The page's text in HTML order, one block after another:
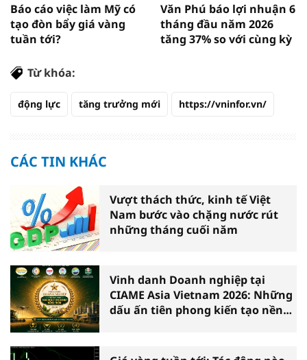
Báo cáo việc làm Mỹ có
tạo đòn bẩy giá vàng
tuần tới?
Văn Phú báo lợi nhuận 6
tháng đầu năm 2026
tăng 37% so với cùng kỳ
Từ khóa:
động lực tăng trưởng mới https://vninfor.vn/
CÁC TIN KHÁC
Vượt thách thức, kinh tế Việt
Nam bước vào chặng nước rút
những tháng cuối năm
Vinh danh Doanh nghiệp tại
CIAME Asia Vietnam 2026: Những
dấu ấn tiên phong kiến tạo nền